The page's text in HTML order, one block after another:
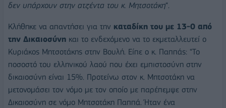
δεν υπάρχουν στην ατζέντα του κ. Μητσοτάκη“.
Κλήθηκε να απαντήσει για την καταδίκη του με 13-0 από
την Δικαιοσύνη και το ενδεχόμενο να το εκμεταλλευτεί ο
Κυριάκος Μητσοτάκης στην Βουλή. Είπε ο κ. Παππάς: “Το
ποσοστό του ελληνικού λαού που έχει εμπιστοσύνη στην
δικαιοσύνη είναι 15%. Προτείνω στον κ. Μητσοτάκη να
μετονομάσει τον νόμο με τον οποίο με παρέπεμψε στην
Δικαιοσύνη σε νόμο Μητσοτάκη Παππά. Ήταν ένα